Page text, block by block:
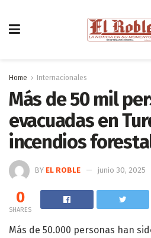
Home Internacionales
Más de 50 mil
evacuadas en
incendios
BY EL ROBLE junio 30, 2025
0
SHARES
Más de 50.000 personas han